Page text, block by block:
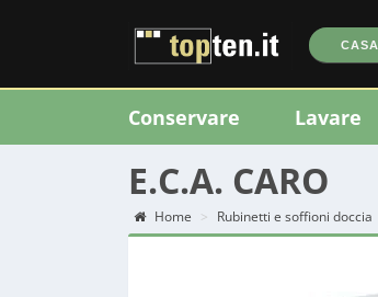
CASA
Conservare Lavare
E.C.A. CARO
Home Rubinetti e soffioni doccia